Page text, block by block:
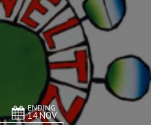
ENDING
14 NOV